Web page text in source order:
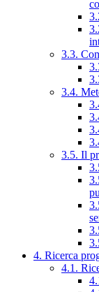
3.3.
3.4.
3.5. Il
4. Ricerca
4.1.